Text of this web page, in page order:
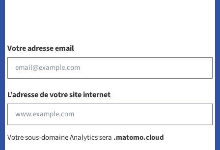
Votre adresse email
L’adresse de votre site internet
Votre sous-domaine Analytics sera .matomo.cloud